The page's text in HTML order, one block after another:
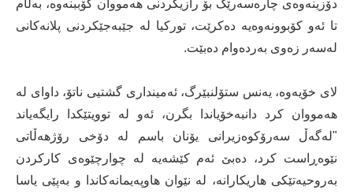
دۆزینەوەی چارەسەرێک بۆ رازیکردنی هەمووان کۆببنەوە، بەڵام
تا ئەو کۆبوونەوەیە دەکرێت، تورکیا لە جێبەجێکردنی پلانەکانی
لەسەر زەوی بەردەوام دەبێت.
لای خۆیەوە، یەنس ستۆلنبێرگ، ئەمینداری گشتیی ناتۆ، داوای لە
هەمووان کرد دانبەخۆیاندا بگرن، ئەو لە توویتێکدا رایگەیاند
"لەگەڵ سەرۆکوەزیرانی یۆنان باسم لە دۆخی رۆژهەڵاتی
نێوەڕاست کرد، دەبێ ئەم کێشەیە لە چوارچێوەی کارکردن
بەروحیەتێکی هاریکارانە، لە نێوان هاوپەیمانەکاندا و بەپێی یاسا